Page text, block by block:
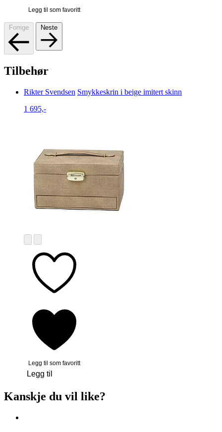
Legg til som favoritt
Forrige Neste
Tilbehør
Rikter Svendsen Smykkeskrin i beige imitert skinn
1 695,-
Legg til som favoritt
Legg til
Kanskje du vil like?